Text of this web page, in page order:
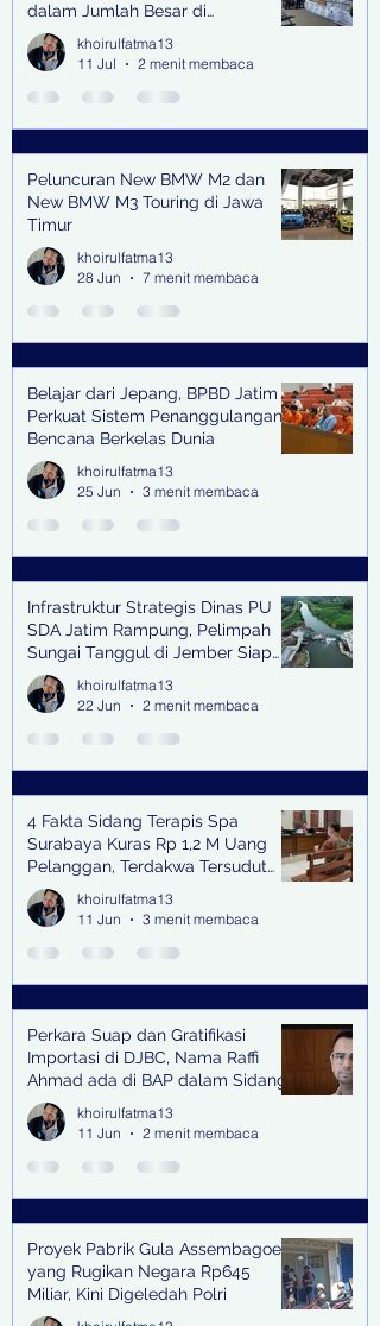
dalam Jumlah Besar di
Lingkungan Jampidsus Kejaksaan
Agung RI di Jakarta
khoirulfatma13
11 Jul
2 menit membaca
Peluncuran New BMW M2 dan
New BMW M3 Touring di Jawa
Timur
khoirulfatma13
28 Jun
7 menit membaca
Belajar dari Jepang, BPBD Jatim
Perkuat Sistem Penanggulangan
Bencana Berkelas Dunia
khoirulfatma13
25 Jun
3 menit membaca
Infrastruktur Strategis Dinas PU
SDA Jatim Rampung, Pelimpah
Sungai Tanggul di Jember Siap
Bangkitkan Swasembada Pangan
dan Pengendali Banjir
khoirulfatma13
22 Jun
2 menit membaca
4 Fakta Sidang Terapis Spa
Surabaya Kuras Rp 1,2 M Uang
Pelanggan, Terdakwa Tersudut
oleh Keterangan Saksi Kunci
khoirulfatma13
11 Jun
3 menit membaca
Perkara Suap dan Gratifikasi
Importasi di DJBC, Nama Raffi
Ahmad ada di BAP dalam Sidang
khoirulfatma13
11 Jun
2 menit membaca
Proyek Pabrik Gula Assembagoes
yang Rugikan Negara Rp645
Miliar, Kini Digeledah Polri